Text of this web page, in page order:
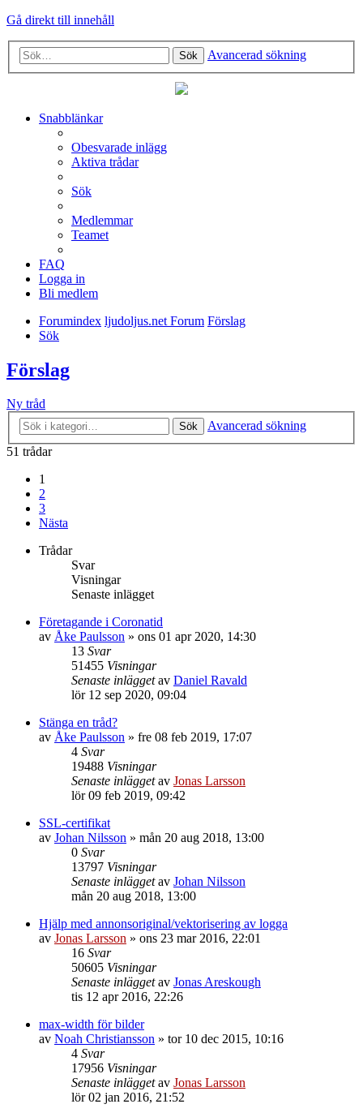
Gå direkt till innehåll
Sök Avancerad sökning
Snabblänkar
Obesvarade inlägg
Aktiva trådar
Sök
Medlemmar
Teamet
FAQ
Logga in
Bli medlem
Forumindex ljudoljus.net Forum Förslag
Sök
Förslag
Ny tråd
Sök
Avancerad sökning
51 trådar
1
2
3
Nästa
Trådar
Svar
Visningar
Senaste inlägget
Företagande i Coronatid
av Åke Paulsson » ons 01 apr 2020, 14:30
13 Svar
51455 Visningar
Senaste inläggetav Daniel Ravald
lör 12 sep 2020, 09:04
Stänga en tråd?
av Åke Paulsson » fre 08 feb 2019, 17:07
4 Svar
19488 Visningar
Senaste inläggetav Jonas Larsson
lör 09 feb 2019, 09:42
SSL-certifikat
av Johan Nilsson » mån 20 aug 2018, 13:00
0 Svar
13797 Visningar
Senaste inläggetav Johan Nilsson
mån 20 aug 2018, 13:00
Hjälp med annonsoriginal/vektorisering av logga
av Jonas Larsson » ons 23 mar 2016, 22:01
16 Svar
50605 Visningar
Senaste inläggetav Jonas Areskough
tis 12 apr 2016, 22:26
max-width för bilder
av Noah Christiansson » tor 10 dec 2015, 10:16
4 Svar
17956 Visningar
Senaste inläggetav Jonas Larsson
lör 02 jan 2016, 21:52